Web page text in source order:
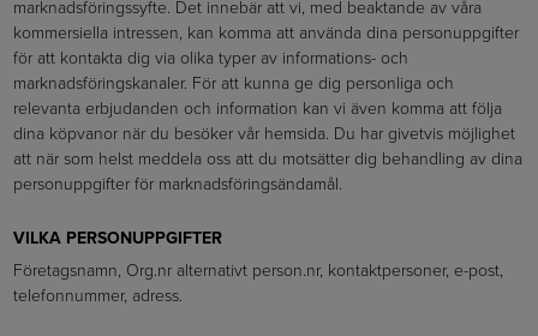
marknadsföringssyfte. Det innebär att vi, med beaktande av våra
kommersiella intressen, kan komma att använda dina personuppgifter
för att kontakta dig via olika typer av informations- och
marknadsföringskanaler. För att kunna ge dig personliga och
relevanta erbjudanden och information kan vi även komma att följa
dina köpvanor när du besöker vår hemsida. Du har givetvis möjlighet
att när som helst meddela oss att du motsätter dig behandling av dina
personuppgifter för marknadsföringsändamål.
VILKA PERSONUPPGIFTER
Företagsnamn, Org.nr alternativt person.nr, kontaktpersoner, e-post,
telefonnummer, adress.